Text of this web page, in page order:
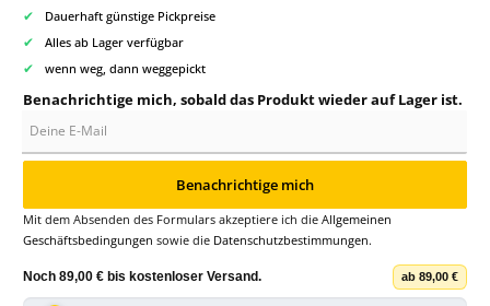
✔ Dauerhaft günstige Pickpreise
✔ Alles ab Lager verfügbar
✔ wenn weg, dann weggepickt
Benachrichtige mich, sobald das Produkt wieder auf Lager ist.
Benachrichtige mich
Mit dem Absenden des Formulars akzeptiere ich die Allgemeinen
Geschäftsbedingungen sowie die Datenschutzbestimmungen.
Noch 89,00 € bis kostenloser Versand. ab 89,00 €